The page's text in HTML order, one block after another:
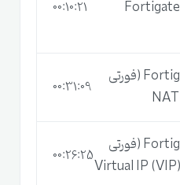
گیت) قسمت 24 : Fortigate
00:10:21
آموزش فایروال Fortigate (فورتی
00:31:09
آموزش فایروال Fortigate (فورتی
00:26:25